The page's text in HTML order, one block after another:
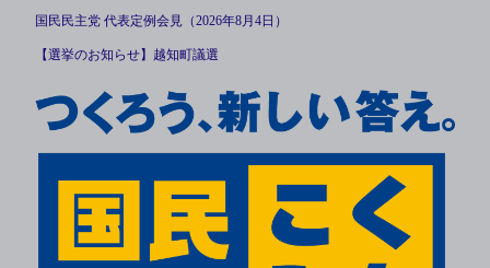
国民民主党 代表定例会見（2026年8月4日）
【選挙のお知らせ】越知町議選